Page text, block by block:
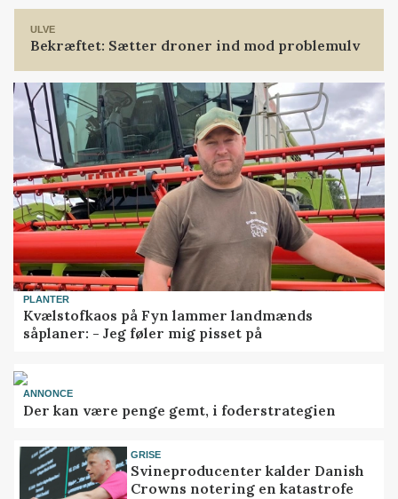
ULVE
Bekræftet: Sætter droner ind mod problemulv
PLANTER
Kvælstofkaos på Fyn lammer landmænds
såplaner: - Jeg føler mig pisset på
ANNONCE
Der kan være penge gemt, i foderstrategien
GRISE
Svineproducenter kalder Danish
Crowns notering en katastrofe